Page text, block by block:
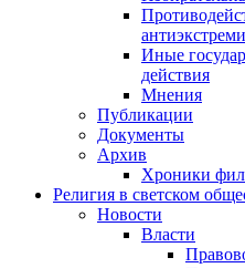
Иные
действия
Мнения
Публикации
Документы
Архив
Хроники
Религия в светском
Новости
Власти